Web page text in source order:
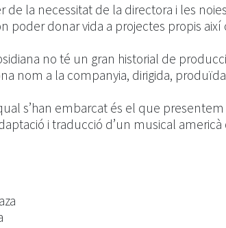
de la necessitat de la directora i les
poder donar vida a projectes propis així
no té un gran historial de
nom a la companyia, dirigida,
s’han embarcat és el que
i traducció d’un musical